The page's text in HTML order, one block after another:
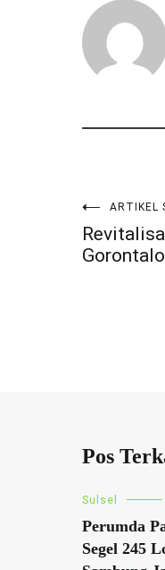
pos
ARTIKEL
Pos
Sulsel
Perumda
Segel 245